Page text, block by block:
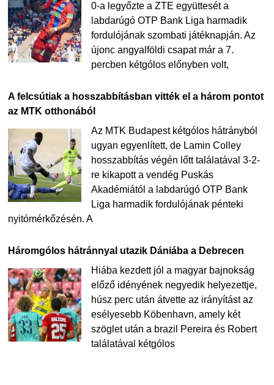
0-a legyőzte a ZTE együttesét a
labdarúgó OTP Bank Liga harmadik
fordulójának szombati játéknapján. Az
újonc angyalföldi csapat már a 7.
percben kétgólos előnyben volt,
A felcsútiak a hosszabbításban vitték el a három pontot
az MTK otthonából
Az MTK Budapest kétgólos hátrányból
ugyan egyenlített, de Lamin Colley
hosszabbítás végén lőtt találatával 3-2-
re kikapott a vendég Puskás
Akadémiától a labdarúgó OTP Bank
Liga harmadik fordulójának pénteki
nyitómérkőzésén. A
Háromgólos hátránnyal utazik Dániába a Debrecen
Hiába kezdett jól a magyar bajnokság
előző idényének negyedik helyezettje,
húsz perc után átvette az irányítást az
esélyesebb Köbenhavn, amely két
szöglet után a brazil Pereira és Robert
találatával kétgólos